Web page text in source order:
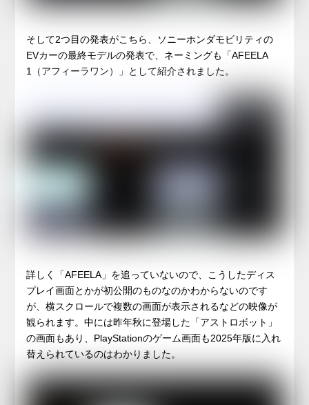
そして2つ目の発表がこちら、ソニーホンダモビリティの
EVカーの最終モデルの発表で、ネーミングも「AFEELA
1（アフィーラワン）」として紹介されました。
詳しく「AFEELA」を追っていないので、こうしたディス
プレイ画面とかが初公開のものなのかわからないのです
が、横スクロールで複数の画面が表示されるなどの映像が
観られます。中には昨年秋に登場した「アストロボット」
の画面もあり、PlayStationのゲーム画面も2025年版に入れ
替えられているのはわかりました。